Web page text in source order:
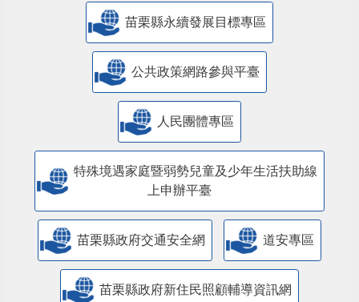
苗栗縣永續發展目標專區
公共政策網路參與平臺
人民團體專區
特殊境遇家庭暨弱勢兒童及少年生活扶助線
上申辦平臺
苗栗縣政府交通安全網 道安專區
苗栗縣政府新住民照顧輔導資訊網